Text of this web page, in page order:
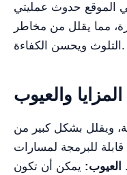
الموقع حدوث عمليتي
مما يقلل من مخاطر
التلوث ويحسن الكفاءة.
المزايا والعيوب
ويقلل بشكل كبير من
للبرمجة لمسارات
العيوب: يمكن أن تكون